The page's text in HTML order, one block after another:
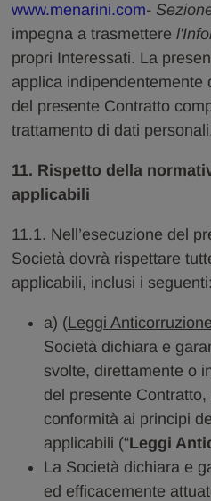
www.menarini.com-
impegna a trasmettere
propri Interessati. La
applica indipendentemente
del presente Contratto
trattamento di dati
11. Rispetto della
applicabili
11.1. Nell’esecuzione del
Società dovrà rispettare
applicabili, inclusi i seguenti:
a) (Leggi
Società dichiara e
svolte, direttamente o
del presente
conformità ai principi
applicabili (“Leggi
La Società dichiara e
ed efficacemente